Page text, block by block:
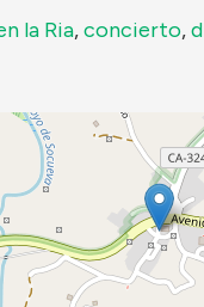
la Ria,concierto,